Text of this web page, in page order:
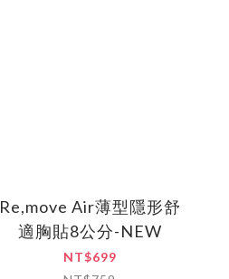
Re,move Air薄型隱形舒
適胸貼8公分-NEW
NT$699